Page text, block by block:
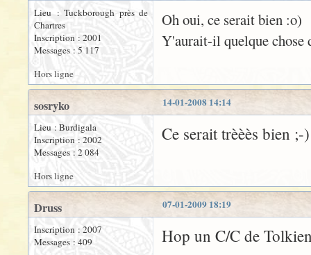
Lieu : Tuckborough près de
Chartres
Inscription : 2001
Messages : 5 117
Oh oui, ce serait bien :o)
Y'aurait-il quelque chose
Hors ligne
14-01-2008 14:14
sosryko
Lieu : Burdigala
Inscription : 2002
Messages : 2 084
Ce serait trèèès bien ;-)
Hors ligne
07-01-2009 18:19
Druss
Inscription : 2007
Messages : 409
Hop un C/C de